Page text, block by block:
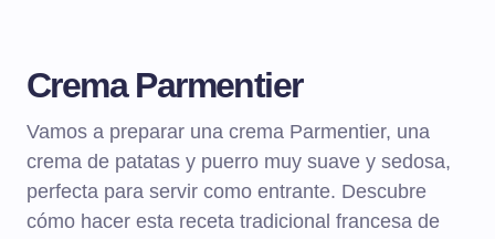
Crema Parmentier
Vamos a preparar una crema Parmentier, una
crema de patatas y puerro muy suave y sedosa,
perfecta para servir como entrante. Descubre
cómo hacer esta receta tradicional francesa de